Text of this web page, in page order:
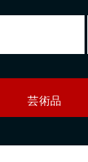
芸術品